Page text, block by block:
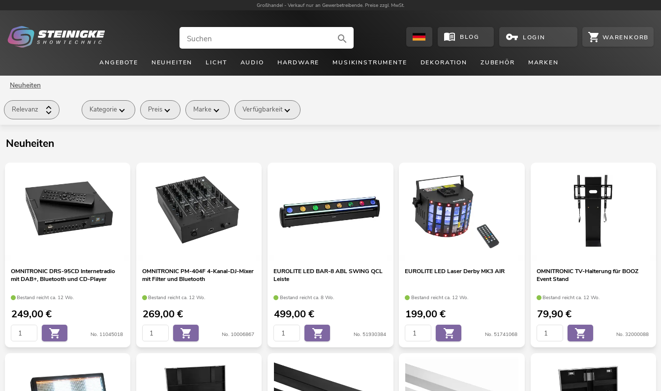
Großhandel - Verkauf nur an Gewerbetreibende. Preise zzgl. MwSt.
BLOG LOGIN WARENKORB
ANGEBOTE NEUHEITEN LICHT AUDIO HARDWARE MUSIKINSTRUMENTE DEKORATION ZUBEHÖR MARKEN
Neuheiten
Relevanz Kategorie Preis Marke Verfügbarkeit
Neuheiten
OMNITRONIC DRS-95CD Internetradio
mit DAB+, Bluetooth und CD-Player
Bestand reicht ca. 12 Wo.
249,00€
No. 11045018
OMNITRONIC PM-404F 4-Kanal-DJ-Mixer
mit Filter und Bluetooth
Bestand reicht ca. 12 Wo.
269,00€
No. 10006867
EUROLITE LED BAR-8 ABL SWING QCL
Leiste
Bestand reicht ca. 8 Wo.
499,00€
No. 51930384
EUROLITE LED Laser Derby MK3 AIR
Bestand reicht ca. 12 Wo.
199,00€
No. 51741068
OMNITRONIC TV-Halterung für BOOZ
Event Stand
Bestand reicht ca. 12 Wo.
79,90€
No. 32000088